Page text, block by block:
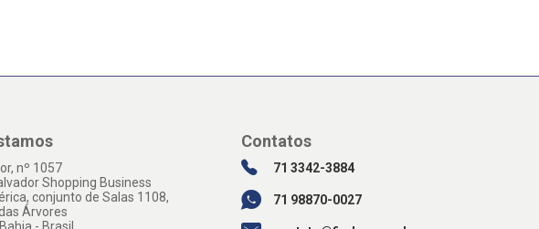
nº 1057
Shopping Business
conjunto de Salas 1108,
Árvores
Contatos
71 3342-3884
71 98870-0027